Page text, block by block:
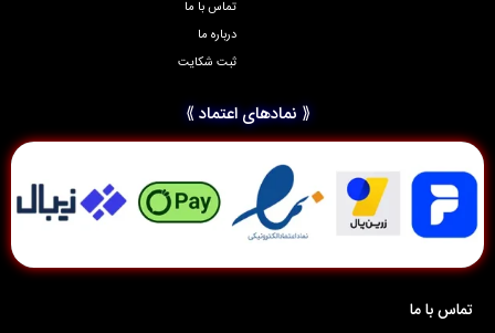
تماس با ما
درباره ما
ثبت شکایت
⟪ نمادهای اعتماد ⟫
تماس با ما